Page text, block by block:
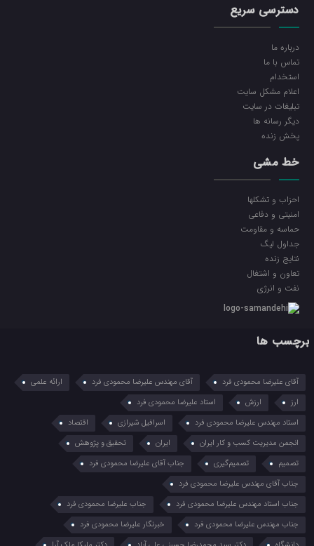
دسترسی سریع
درباره ما
تماس با ما
استخدام
اعلام مشکل سایت
تبلیغات در سایت
ديگر رسانه ها
پخش زنده
خط مشی
احزاب و تشکلها
امنیتی و دفاعی
حماسه و مقاومت
جداول لیگ
نتایج زنده
تعاون و اشتغال
نفت و انرژی
برچسب ها
آقای علیرضا محمودی فرد آقای مهندس علیرضا محمودی فرد
ارائه علمی
ارز
ارزش
استاد علیرضا محمودی فرد
استاد مهندس علیرضا محمودی فرد
اسرافیل شیرازی
اقتصاد
انجمن مدیریت کسب و کار ایران
ایران
تحقیق و پژوهش
تصمیم
تصمیم‌گیری
جناب آقای علیرضا محمودی فرد
جناب آقای مهندس علیرضا محمودی فرد
جناب استاد مهندس علیرضا محمودی فرد
جناب علیرضا محمودی فرد
جناب مهندس علیرضا محمودی فرد
خبرنگار علیرضا محمودی فرد